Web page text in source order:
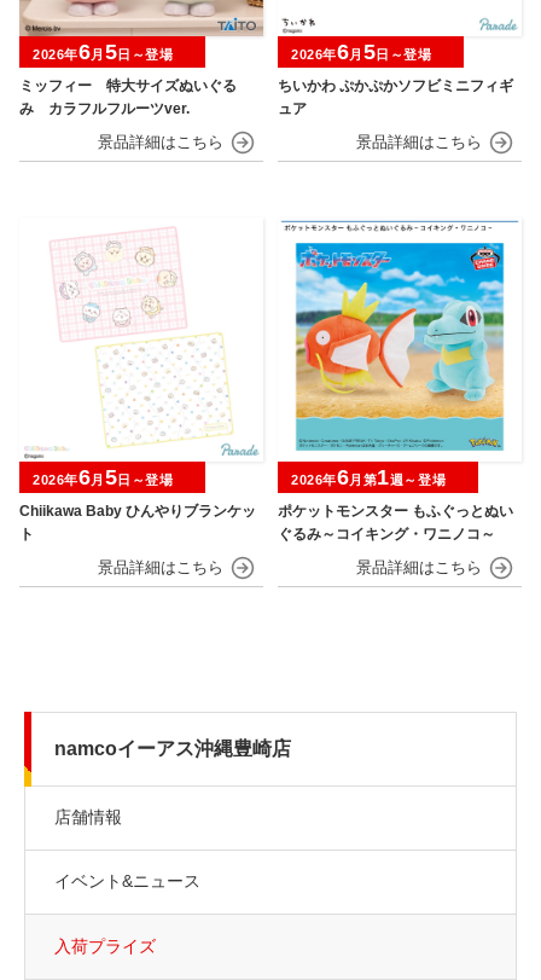
ミッフィー 特大サイズぬいぐる
み カラフルフルーツver.
2026年6月 5日～登場
ちいかわ ぷかぷかソフビミニフィギ
ュア
2026年6月 5日～登場
Chiikawa Baby ひんやりブランケッ
ト
2026年6月 5日～登場
ポケットモンスター もふぐっとぬい
ぐるみ～コイキング・ワニノコ～
2026年6月第1週～登場
namcoイーアス沖縄豊崎店
店舗情報
イベント&ニュース
入荷プライズ